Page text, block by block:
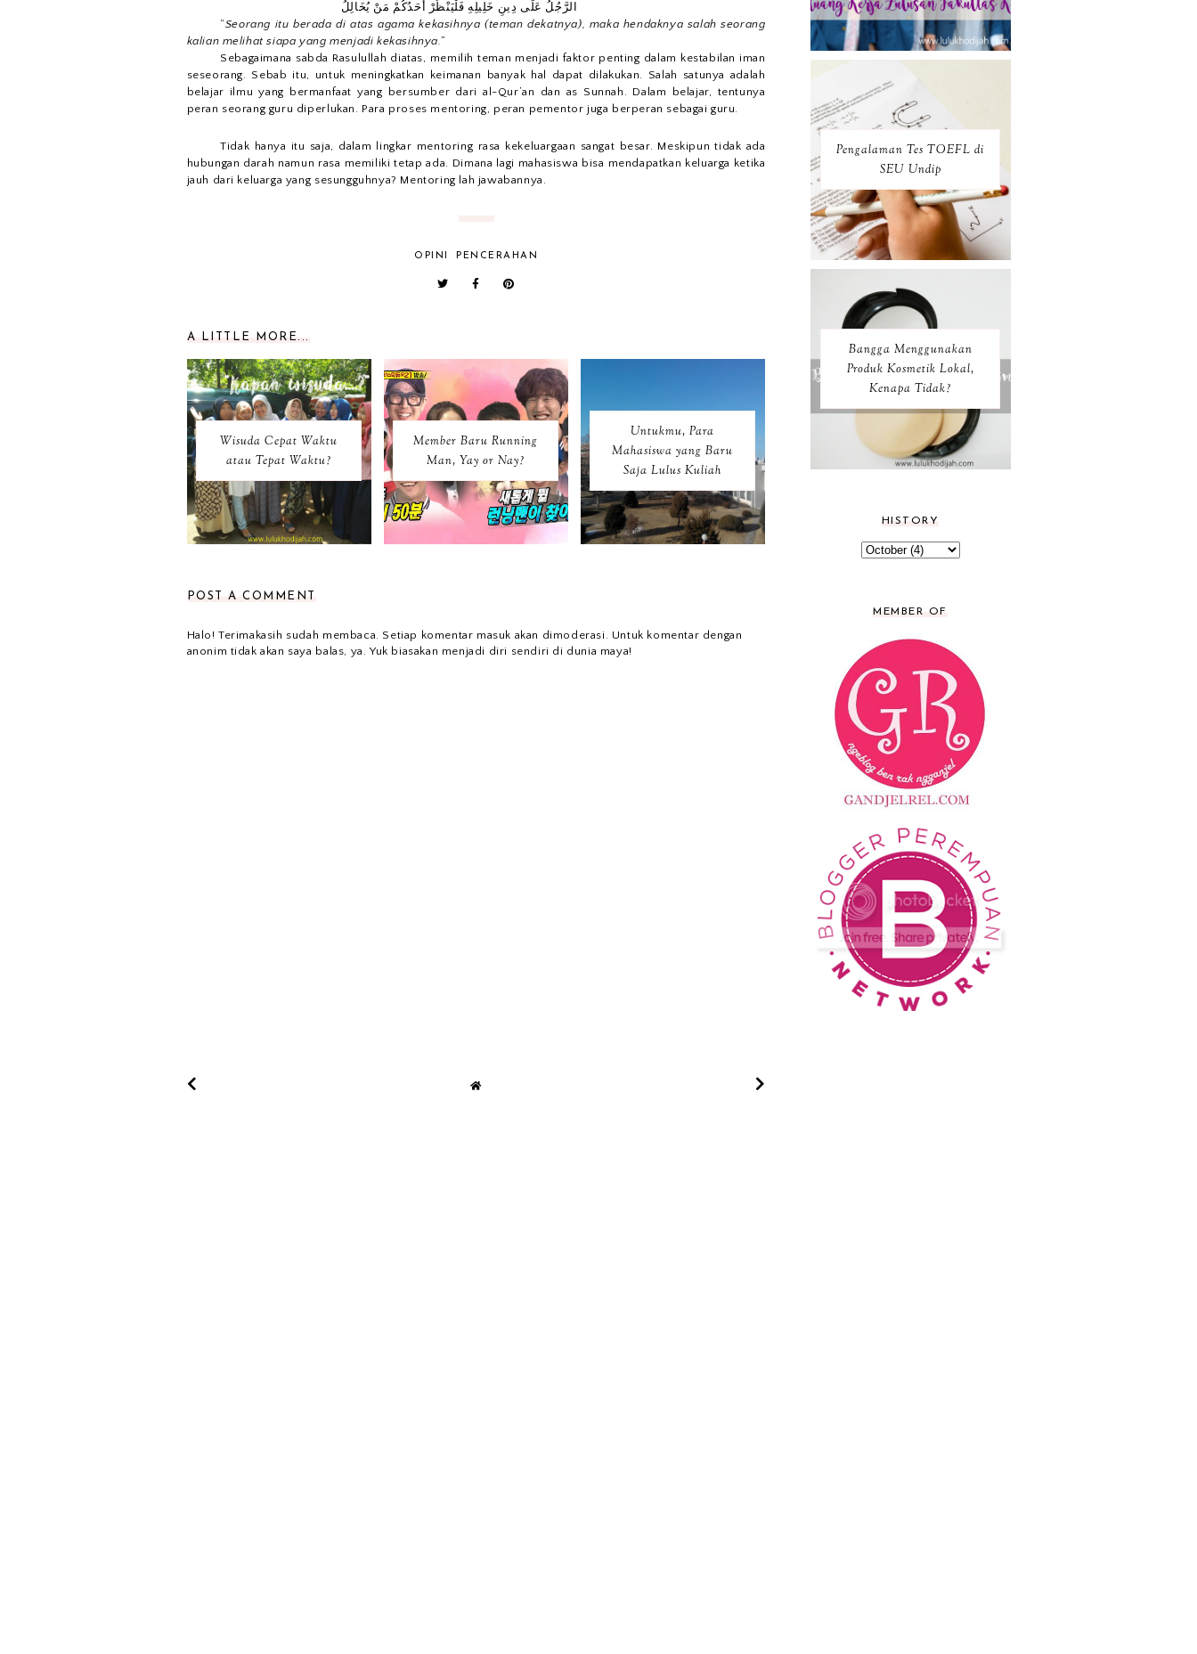
الرَّجُلُ عَلَى دِينِ خَلِيلِهِ فَلْيَنْظُرْ أَحَدُكُمْ مَنْ يُخَالِلُ
“Seorang itu berada di atas agama kekasihnya (teman dekatnya), maka hendaknya salah seorang
kalian melihat siapa yang menjadi kekasihnya.”
Sebagaimana sabda Rasulullah diatas, memilih teman menjadi faktor penting dalam kestabilan iman
seseorang. Sebab itu, untuk meningkatkan keimanan banyak hal dapat dilakukan. Salah satunya adalah
belajar ilmu yang bermanfaat yang bersumber dari al-Qur’an dan as Sunnah. Dalam belajar, tentunya
peran seorang guru diperlukan. Para proses mentoring, peran pementor juga berperan sebagai guru.
Tidak hanya itu saja, dalam lingkar mentoring rasa kekeluargaan sangat besar. Meskipun tidak ada
hubungan darah namun rasa memiliki tetap ada. Dimana lagi mahasiswa bisa mendapatkan keluarga ketika
jauh dari keluarga yang sesungguhnya? Mentoring lah jawabannya.
OPINI PENCERAHAN
A LITTLE MORE...
Wisuda Cepat Waktu
atau Tepat Waktu?
Member Baru Running
Man, Yay or Nay?
Untukmu, Para
Mahasiswa yang Baru
Saja Lulus Kuliah
POST A COMMENT
Halo! Terimakasih sudah membaca. Setiap komentar masuk akan dimoderasi. Untuk komentar dengan
anonim tidak akan saya balas, ya. Yuk biasakan menjadi diri sendiri di dunia maya!
Pengalaman Tes TOEFL di
SEU Undip
Bangga Menggunakan
Produk Kosmetik Lokal,
Kenapa Tidak?
HISTORY
MEMBER OF